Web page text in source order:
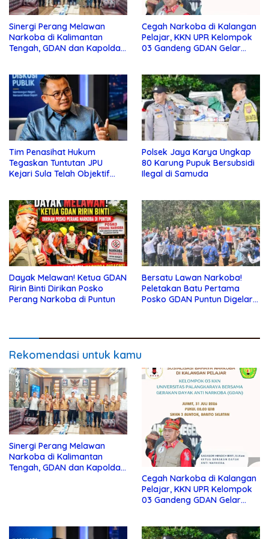
Sinergi Perang Melawan
Narkoba di Kalimantan
Tengah, GDAN dan Kapolda
Cegah Narkoba di Kalangan
Pelajar, KKN UPR Kelompok
03 Gandeng GDAN Gelar
Tim Penasihat Hukum
Tegaskan Tuntutan JPU
Kejari Sula Telah Objektif
Polsek Jaya Karya Ungkap
80 Karung Pupuk Bersubsidi
Ilegal di Samuda
Dayak Melawan! Ketua GDAN
Ririn Binti Dirikan Posko
Perang Narkoba di Puntun
Bersatu Lawan Narkoba!
Peletakan Batu Pertama
Posko GDAN Puntun Digelar 1
Rekomendasi untuk kamu
Sinergi Perang Melawan
Narkoba di Kalimantan
Tengah, GDAN dan Kapolda
Cegah Narkoba di Kalangan
Pelajar, KKN UPR Kelompok
03 Gandeng GDAN Gelar